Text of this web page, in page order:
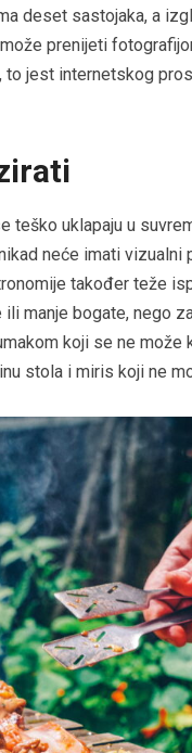
deset sastojaka, a
prenijeti
to jest internetskog
uklapaju u
neće imati
također teže
manje bogate, nego
koji se ne može
stola i miris koji ne